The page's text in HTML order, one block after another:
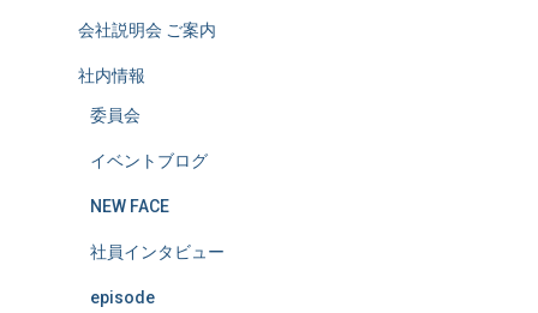
会社説明会 ご案内
社内情報
委員会
イベントブログ
NEW FACE
社員インタビュー
episode